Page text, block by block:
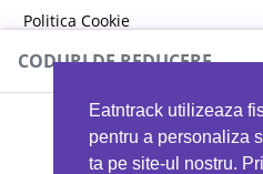
Eatntrack utilizeaza
pentru a personaliza
ta pe site-ul nostru.
Politica Cookie
Politica de confidențialitate
CODURI DE REDUCERE